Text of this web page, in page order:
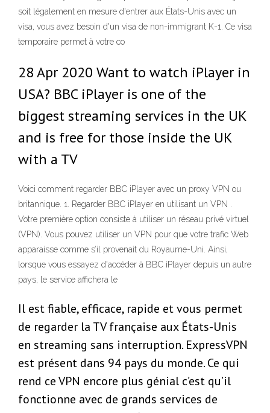
soit légalement en mesure d'entrer aux États-Unis avec un
visa, vous avez besoin d'un visa de non-immigrant K-1. Ce visa
temporaire permet à votre co
28 Apr 2020 Want to watch iPlayer in
USA? BBC iPlayer is one of the
biggest streaming services in the UK
and is free for those inside the UK
with a TV
Voici comment regarder BBC iPlayer avec un proxy VPN ou
britannique. 1. Regarder BBC iPlayer en utilisant un VPN .
Votre première option consiste à utiliser un réseau privé virtuel
(VPN). Vous pouvez utiliser un VPN pour que votre trafic Web
apparaisse comme s’il provenait du Royaume-Uni. Ainsi,
lorsque vous essayez d'accéder à BBC iPlayer depuis un autre
pays, le service affichera le
Il est fiable, efficace, rapide et vous permet
de regarder la TV française aux États-Unis
en streaming sans interruption. ExpressVPN
est présent dans 94 pays du monde. Ce qui
rend ce VPN encore plus génial c’est qu’il
fonctionne avec de grands services de